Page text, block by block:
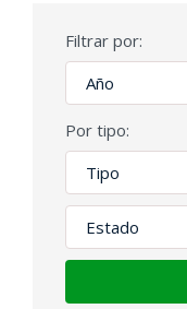
Filtrar por:
Por tipo: